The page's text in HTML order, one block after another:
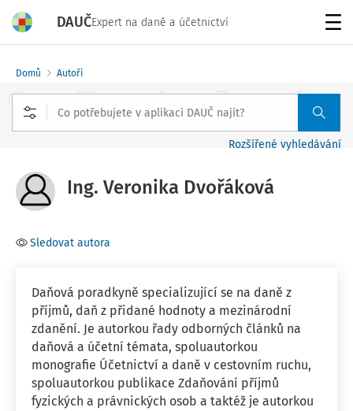
DAUČExpert na daně a účetnictví
Domů Autoři
Rozšířené vyhledávání
Ing. Veronika Dvořáková
Sledovat autora
Daňová poradkyně specializující se na daně z
příjmů, daň z přidané hodnoty a mezinárodní
zdanění. Je autorkou řady odborných článků na
daňová a účetní témata, spoluautorkou
monografie Účetnictví a daně v cestovním ruchu,
spoluautorkou publikace Zdaňování příjmů
fyzických a právnických osob a taktéž je autorkou